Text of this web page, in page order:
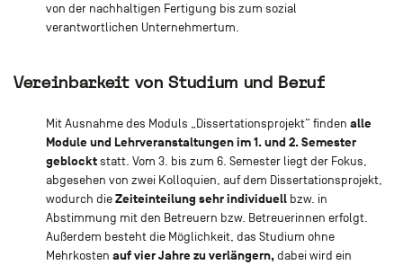
von der nachhaltigen Fertigung bis zum sozial
verantwortlichen Unternehmertum.
Vereinbarkeit von Studium und Beruf
Mit Ausnahme des Moduls „Dissertationsprojekt“ finden alle
Module und Lehrveranstaltungen im 1. und 2. Semester
geblocktstatt. Vom 3. bis zum 6. Semester liegt der Fokus,
abgesehen von zwei Kolloquien, auf dem Dissertationsprojekt,
wodurch die Zeiteinteilung sehr individuellbzw. in
Abstimmung mit den Betreuern bzw. Betreuerinnen erfolgt.
Außerdem besteht die Möglichkeit, das Studium ohne
Mehrkosten auf vier Jahre zu verlängern,dabei wird ein